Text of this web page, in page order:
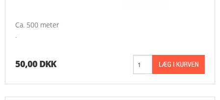
Ca. 500 meter
.
50,00 DKK